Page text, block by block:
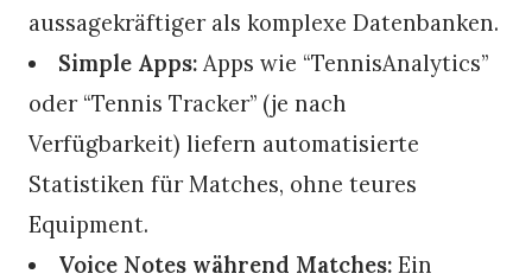
aussagekräftiger als komplexe Datenbanken.
Simple Apps: Apps wie “TennisAnalytics”
oder “Tennis Tracker” (je nach
Verfügbarkeit) liefern automatisierte
Statistiken für Matches, ohne teures
Equipment.
Voice Notes während Matches: Ein